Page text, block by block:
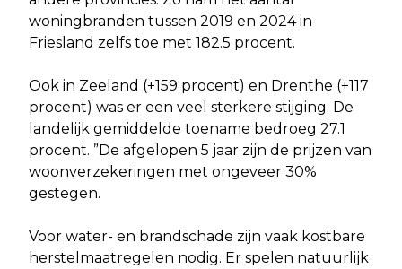
woningbranden tussen 2019 en 2024 in
Friesland zelfs toe met 182.5 procent.
Ook in Zeeland (+159 procent) en Drenthe (+117
procent) was er een veel sterkere stijging. De
landelijk gemiddelde toename bedroeg 27.1
procent. ”De afgelopen 5 jaar zijn de prijzen van
woonverzekeringen met ongeveer 30%
gestegen.
Voor water- en brandschade zijn vaak kostbare
herstelmaatregelen nodig. Er spelen natuurlijk